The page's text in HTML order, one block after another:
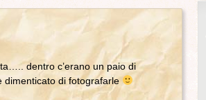
dentro c’erano un paio di
dimenticato di fotografarle